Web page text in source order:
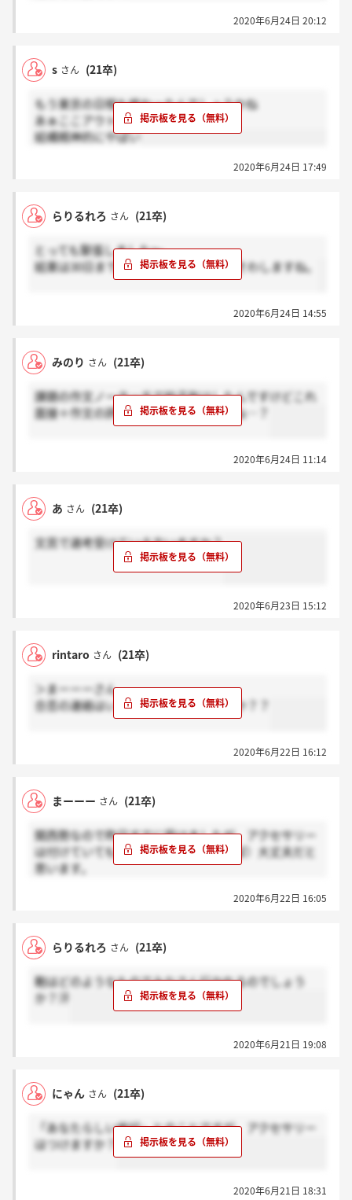
2020年6月24日 20:12
s さん (21卒)
もう東京の日程も終わったんでしょうかね
あぁここアウトやと
結構精神的にやばい
2020年6月24日 17:49
らりるれろ さん (21卒)
とっても緊張しました～。
結果は30日までとの事でしたが、そわそわしますね。
2020年6月24日 14:55
みのり さん (21卒)
課題の作文ノータッチで拍子抜けしたんですけどこれ
面接＋作文の評価で結果出すんですかね…？
2020年6月24日 11:14
あ さん (21卒)
文芸で選考受けている方いますか？
2020年6月23日 15:12
rintaro さん (21卒)
＞まーーーさん
合否の連絡はいつ頃と伝えられましたか？？
2020年6月22日 16:12
まーーー さん (21卒)
関西勢なので昨日すでに受けましたが、アクセサリー
は付けていても（過度に派手でなければ）大丈夫だと
思います。
もある程度なんでも大丈夫だと思います。2020年6月22日 16:05
らりるれろ さん (21卒)
鞄はどのようなものでみなさん行かれるのでしょう
か？汗
2020年6月21日 19:08
にゃん さん (21卒)
「あなたらしい格好」とのことですが、アクセサリー
はつけますか？
2020年6月21日 18:31